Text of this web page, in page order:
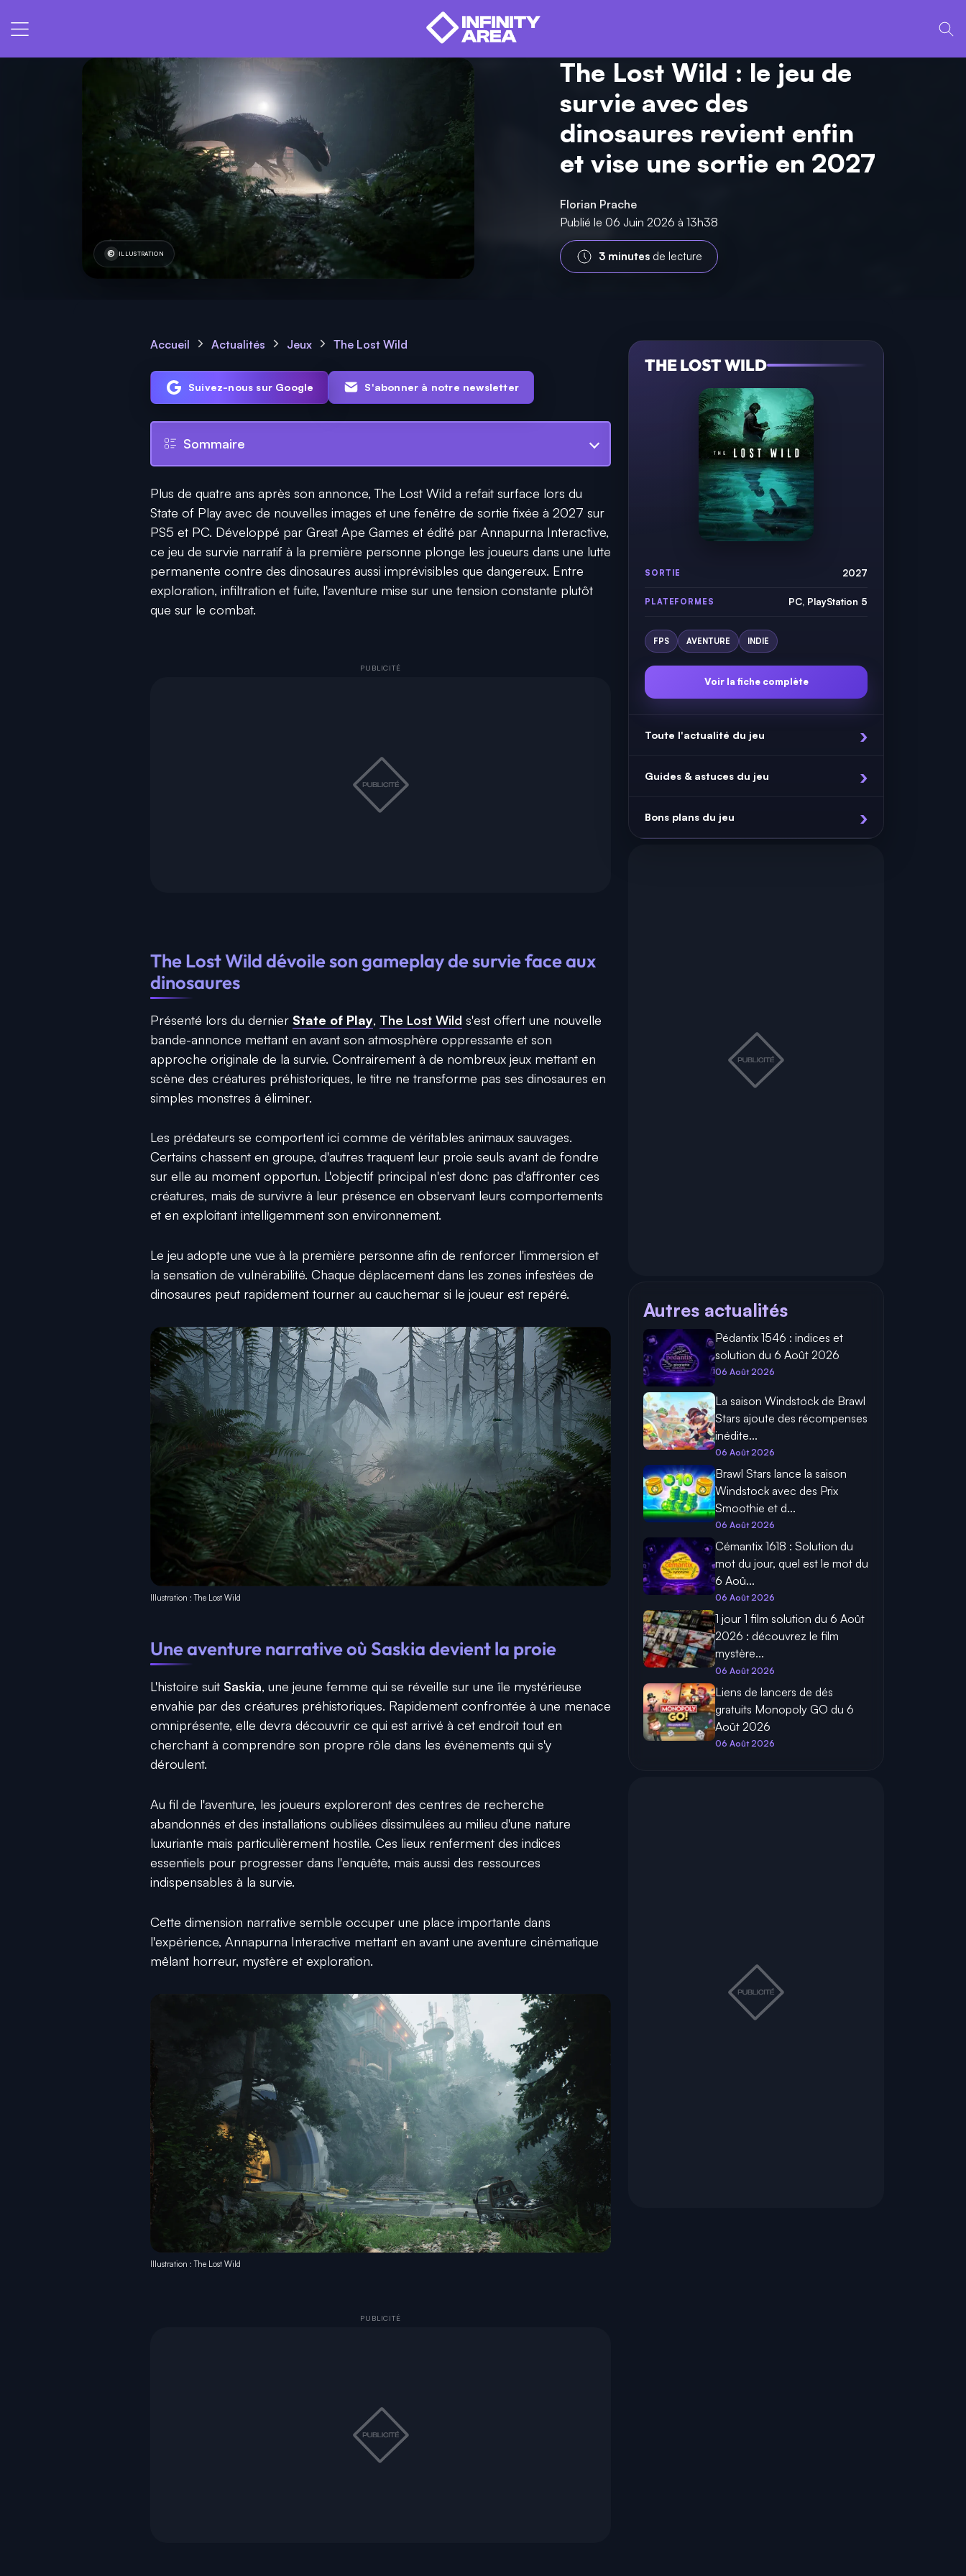
ILLUSTRATION
The Lost Wild : le jeu de
survie avec des
dinosaures revient enfin
et vise une sortie en 2027
Florian Prache
Publié le 06 Juin 2026 à 13h38
3 minutes de lecture
Accueil Actualités Jeux The Lost Wild
Suivez-nous sur Google S'abonner à notre newsletter
Sommaire
Plus de quatre ans après son annonce, The Lost Wild a refait surface lors du
State of Play avec de nouvelles images et une fenêtre de sortie fixée à 2027 sur
PS5 et PC. Développé par Great Ape Games et édité par Annapurna Interactive,
ce jeu de survie narratif à la première personne plonge les joueurs dans une lutte
permanente contre des dinosaures aussi imprévisibles que dangereux. Entre
exploration, infiltration et fuite, l'aventure mise sur une tension constante plutôt
que sur le combat.
The Lost Wild dévoile son gameplay de survie face aux
dinosaures
Présenté lors du dernier State of Play, The Lost Wild s'est offert une nouvelle
bande-annonce mettant en avant son atmosphère oppressante et son
approche originale de la survie. Contrairement à de nombreux jeux mettant en
scène des créatures préhistoriques, le titre ne transforme pas ses dinosaures en
simples monstres à éliminer.
Les prédateurs se comportent ici comme de véritables animaux sauvages.
Certains chassent en groupe, d'autres traquent leur proie seuls avant de fondre
sur elle au moment opportun. L'objectif principal n'est donc pas d'affronter ces
créatures, mais de survivre à leur présence en observant leurs comportements
et en exploitant intelligemment son environnement.
Le jeu adopte une vue à la première personne afin de renforcer l'immersion et
la sensation de vulnérabilité. Chaque déplacement dans les zones infestées de
dinosaures peut rapidement tourner au cauchemar si le joueur est repéré.
Illustration : The Lost Wild
Une aventure narrative où Saskia devient la proie
L'histoire suit Saskia, une jeune femme qui se réveille sur une île mystérieuse
envahie par des créatures préhistoriques. Rapidement confrontée à une menace
omniprésente, elle devra découvrir ce qui est arrivé à cet endroit tout en
cherchant à comprendre son propre rôle dans les événements qui s'y
déroulent.
Au fil de l'aventure, les joueurs exploreront des centres de recherche
abandonnés et des installations oubliées dissimulées au milieu d'une nature
luxuriante mais particulièrement hostile. Ces lieux renferment des indices
essentiels pour progresser dans l'enquête, mais aussi des ressources
indispensables à la survie.
Cette dimension narrative semble occuper une place importante dans
l'expérience, Annapurna Interactive mettant en avant une aventure cinématique
mêlant horreur, mystère et exploration.
Illustration : The Lost Wild
THE LOST WILD
SORTIE 2027
PLATEFORMES PC, PlayStation 5
FPS AVENTURE INDIE
Voir la fiche complète
Toute l'actualité du jeu
Guides & astuces du jeu
Bons plans du jeu
Autres actualités
Pédantix 1546 : indices et
solution du 6 Août 2026
06 Août 2026
La saison Windstock de Brawl
Stars ajoute des récompenses
inédite...
06 Août 2026
Brawl Stars lance la saison
Windstock avec des Prix
Smoothie et d...
06 Août 2026
Cémantix 1618 : Solution du
mot du jour, quel est le mot du
6 Aoû...
06 Août 2026
1 jour 1 film solution du 6 Août
2026 : découvrez le film
mystère...
06 Août 2026
Liens de lancers de dés
gratuits Monopoly GO du 6
Août 2026
06 Août 2026